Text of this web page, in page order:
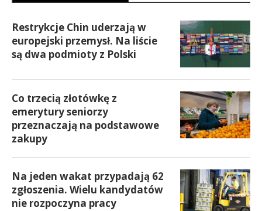
Restrykcje Chin uderzają w
europejski przemysł. Na liście
są dwa podmioty z Polski
Co trzecią złotówkę z
emerytury seniorzy
przeznaczają na podstawowe
zakupy
Na jeden wakat przypadają 62
zgłoszenia. Wielu kandydatów
nie rozpoczyna pracy